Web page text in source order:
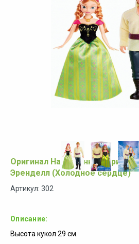
Оригинал Набор Анна и
Эренделл (Холодное сердце)
Артикул: 302
Описание:
Высота кукол 29 см.